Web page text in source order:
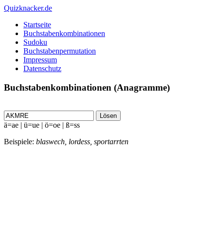
Quizknacker.de
Startseite
Buchstabenkombinationen
Sudoku
Buchstabenpermutation
Impressum
Datenschutz
Buchstabenkombinationen (Anagramme)
Lösen
ä=ae | ü=ue | ö=oe | ß=ss
Beispiele: blaswech, lordess, sportarrten